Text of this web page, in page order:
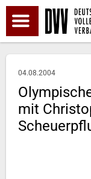
04.08.2004
mit